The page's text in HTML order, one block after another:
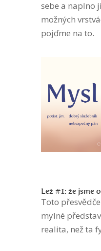
sebe a naplno
možných
pojďme na to.
Lež #1: že jsme
Toto
mylné
realita, než ta